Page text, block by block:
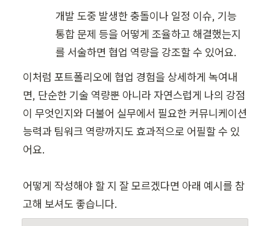
개발 도중 발생한 충돌이나 일정 이슈, 기능
통합 문제 등을 어떻게 조율하고 해결했는지
를 서술하면 협업 역량을 강조할 수 있어요.
이처럼 포트폴리오에 협업 경험을 상세하게 녹여내
면, 단순한 기술 역량뿐 아니라 자연스럽게 나의 강점
이 무엇인지와 더불어 실무에서 필요한 커뮤니케이션
능력과 팀워크 역량까지도 효과적으로 어필할 수 있
어요.
어떻게 작성해야 할 지 잘 모르겠다면 아래 예시를 참
고해 보셔도 좋습니다.